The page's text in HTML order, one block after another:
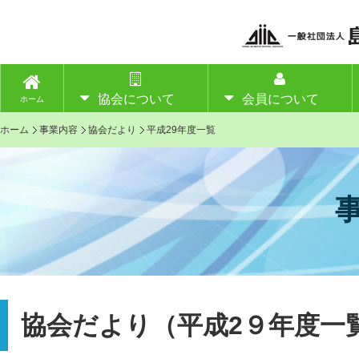
ホーム 協会について 会員について
ホーム 事業内容 協会だより 平成29年度一覧
協会だより（平成2９年度一